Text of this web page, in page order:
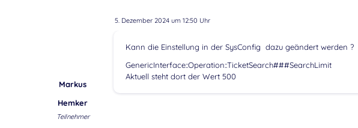
5. Dezember 2024 um 12:50 Uhr
Markus
Hemker
Teilnehmer
Kann die Einstellung in der SysConfig dazu geändert werden ?
GenericInterface::Operation::TicketSearch###SearchLimit
Aktuell steht dort der Wert 500